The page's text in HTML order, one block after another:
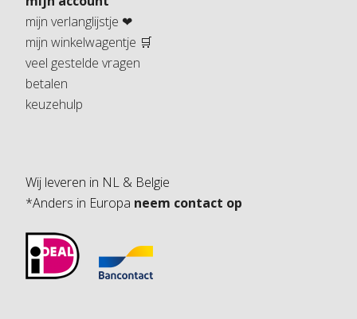
mijn verlanglijstje ❤
mijn winkelwagentje 🛒
veel gestelde vragen
betalen
keuzehulp
Wij leveren in NL & Belgie
*Anders in Europa neem contact op